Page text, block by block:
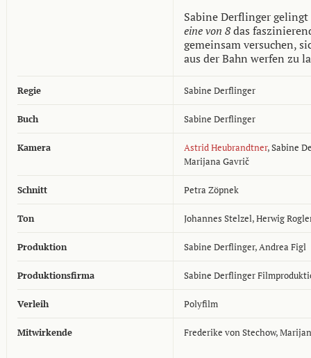
Sabine Derflinger
eine von 8 das
gemeinsam versuchen,
aus der Bahn werfen zu
Regie Sabine Derflinger
Buch Sabine Derflinger
Kamera Astrid Heubrandtner,Sabine
Marijana Gavrič
Schnitt Petra Zöpnek
Ton Johannes Stelzel,Herwig
Produktion Sabine Derflinger,Andrea Figl
Produktionsfirma Sabine Derflinger
Verleih Polyfilm
Mitwirkende Frederike von Stechow,